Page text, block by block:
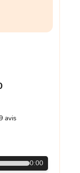
avis
0:00